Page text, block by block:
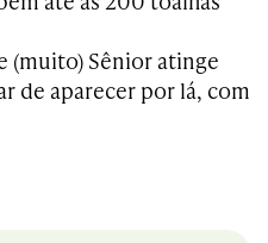
(muito) Sênior atinge
de aparecer por lá, com